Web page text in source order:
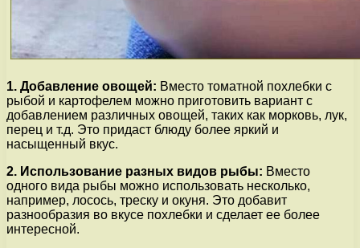
1. Добавление овощей: Вместо томатной похлебки с
рыбой и картофелем можно приготовить вариант с
добавлением различных овощей, таких как морковь, лук,
перец и т.д. Это придаст блюду более яркий и
насыщенный вкус.
2. Использование разных видов рыбы: Вместо
одного вида рыбы можно использовать несколько,
например, лосось, треску и окуня. Это добавит
разнообразия во вкусе похлебки и сделает ее более
интересной.